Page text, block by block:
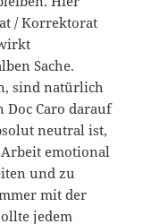
/ Korrektorat
Sache.
sind natürlich
Doc Caro darauf
neutral ist,
emotional
und zu
mit der
jedem